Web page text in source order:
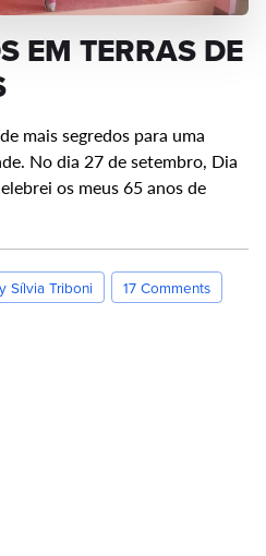
EM TERRAS DE
mais segredos para uma
No dia 27 de setembro, Dia
os meus 65 anos de
Sílvia Triboni 17 Comments